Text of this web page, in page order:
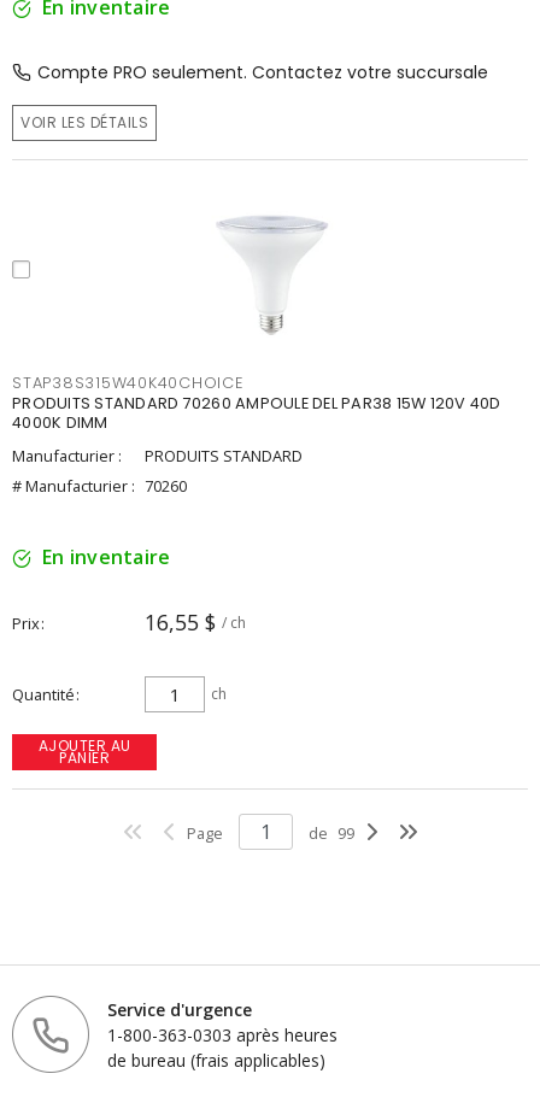
En inventaire
Compte PRO seulement. Contactez votre succursale
VOIR LES DÉTAILS
STAP38S315W40K40CHOICE
PRODUITS STANDARD 70260 AMPOULE DEL PAR38 15W 120V 40D
4000K DIMM
Manufacturier :
PRODUITS STANDARD
# Manufacturier : 70260
En inventaire
Prix 16,55 $ / ch
Quantité ch
AJOUTER AU
PANIER
Page de 99
Service d'urgence
1-800-363-0303 après heures
de bureau (frais applicables)